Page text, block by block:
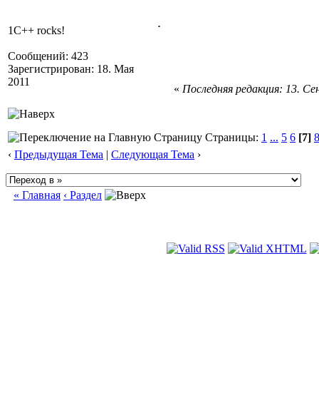
1C++ rocks!
Сообщений: 423
Зарегистрирован: 18. Мая
2011
.
« Последняя редакция: 13.
Страницы: 1 ... 5 6 [7] 8
‹ Предыдущая Тема | Следующая Тема ›
« Главная ‹ Раздел